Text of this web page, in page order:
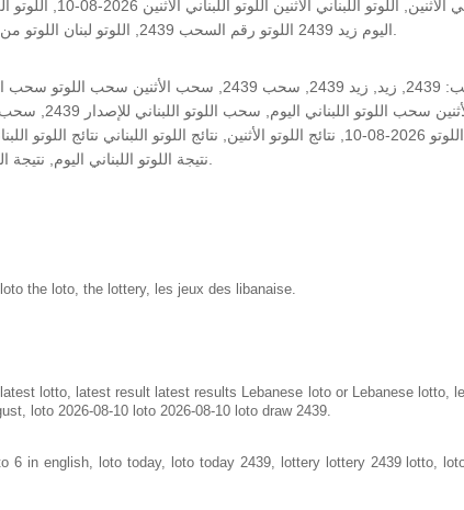
the loto, the lottery, les jeux des libanaise.
lotto, latest result latest results Lebanese loto or Lebanese lotto,
loto 2026-08-10 loto 2026-08-10 loto draw 2439.
6 in english, loto today, loto today 2439, lottery lottery 2439 lotto,